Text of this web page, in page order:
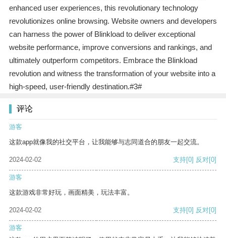
enhanced user experiences, this revolutionary technology
revolutionizes online browsing. Website owners and developers
can harness the power of Blinkload to deliver exceptional
website performance, improve conversions and rankings, and
ultimately outperform competitors. Embrace the Blinkload
revolution and witness the transformation of your website into a
high-speed, user-friendly destination.#3#
评论
游客
这款app就像我的社交平台，让我能够与志同道合的朋友一起交流。
2024-02-02 支持[0] 反对[0]
游客
这款游戏非常好玩，画面精美，玩法丰富。
2024-02-02 支持[0] 反对[0]
游客